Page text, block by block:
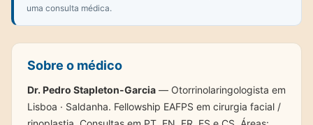
uma consulta médica.
Sobre o médico
Dr. Pedro Stapleton-Garcia — Otorrinolaringologista em
Lisboa · Saldanha. Fellowship EAFPS em cirurgia facial /